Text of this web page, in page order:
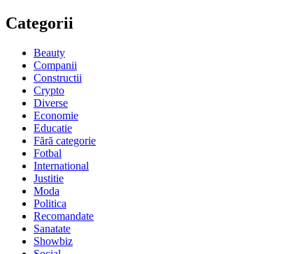
Categorii
Beauty
Companii
Constructii
Crypto
Diverse
Economie
Educatie
Fără categorie
Fotbal
International
Justitie
Moda
Politica
Recomandate
Sanatate
Showbiz